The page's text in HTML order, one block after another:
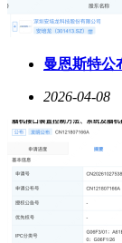
曼恩斯特公
2026-04-08